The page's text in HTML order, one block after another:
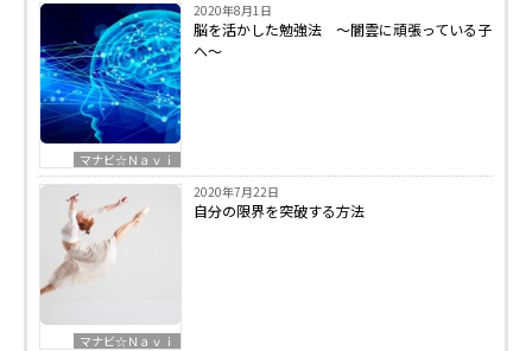
マナビ☆Ｎａｖｉ
2020年8月1日
脳を活かした勉強法 ～闇雲に頑張っている子
へ～
マナビ☆Ｎａｖｉ
2020年7月22日
自分の限界を突破する方法